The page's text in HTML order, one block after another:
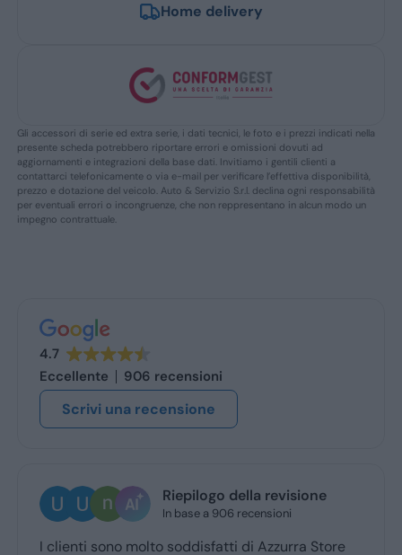
Home delivery
Gli accessori di serie ed extra serie, i dati tecnici, le foto e i prezzi indicati nella
presente scheda potrebbero riportare errori e omissioni dovuti ad
aggiornamenti e integrazioni della base dati. Invitiamo i gentili clienti a
contattarci telefonicamente o via e-mail per verificare l’effettiva disponibilità,
prezzo e dotazione del veicolo. Auto & Servizio S.r.l. declina ogni responsabilità
per eventuali errori o incongruenze, che non reppresentano in alcun modo un
impegno contrattuale.
4.7
Eccellente
906 recensioni
Scrivi una recensione
Ugo Brescia
1 giorno fa